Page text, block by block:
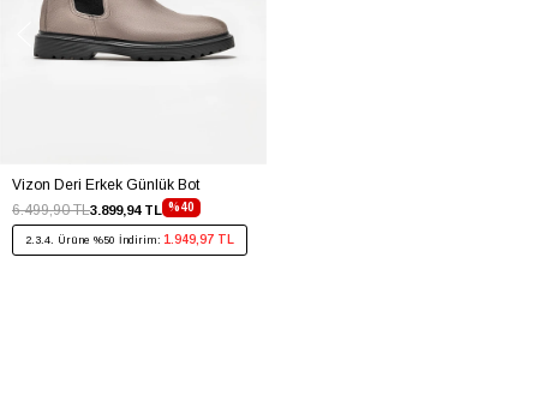
Vizon Deri Erkek Günlük Bot
%40
3.899,94 TL
6.499,90 TL
2.3.4. Ürüne %50 İndirim: 1.949,97 TL